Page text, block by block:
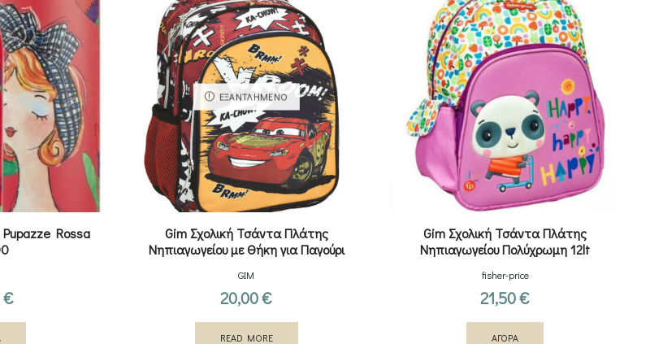
Rossa
€
ΕΞΑΝΤΛΗΜΈΝΟ
Gim Σχολική Τσάντα Πλάτης
Νηπιαγωγείου με Θήκη για Παγούρι
GIM
20,00€
READ MORE
Gim Σχολική Τσάντα Πλάτης
Νηπιαγωγείου Πολύχρωμη 12lt
fisher-price
21,50€
ΑΓΟΡΑ